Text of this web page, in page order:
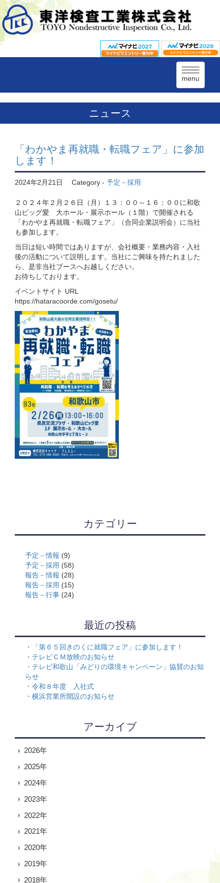
menu
ニュース
「わかやま再就職・転職フェア」に参加
します！
2024年2月21日 Category - 予定－採用
２０２４年２月２６日（月）１３：００～１６：００に和歌
山ビッグ愛 大ホール・展示ホール（１階）で開催される
「わかやま再就職・転職フェア」（合同企業説明会）に当社
も参加します。
当日は短い時間ではありますが、会社概要・業務内容・入社
後の活動について説明します。当社にご興味を持たれました
ら、是非当社ブースへお越しください。
お待ちしております。
イベントサイト URL
https://hataracoorde.com/gosetu/
カテゴリー
予定－情報 (9)
予定－採用 (58)
報告－情報 (28)
報告－採用 (15)
報告－行事 (24)
最近の投稿
「第６５回きのくに就職フェア」に参加します！
テレビＣＭ放映のお知らせ
テレビ和歌山「みどりの環境キャンペーン」協賛のお知
らせ
令和８年度 入社式
横浜営業所開設のお知らせ
アーカイブ
2026年
2025年
2024年
2023年
2022年
2021年
2020年
2019年
2018年